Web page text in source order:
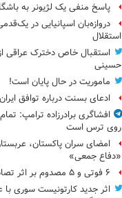
پاسخ منفی یک لژیونر به
دروازه‌بان اسپانیایی در
استقلال
استقبال خاص دخترک عراقی از
حسینی
ماموریت در حال پایان است!
ادعای بسنت درباره توافق
افشاگری برادرزاده ترامپ:
روی ترس است
امضای سران پاکستان،
«دفاع جمعی»
۶ فوتی و ۵ مصدوم بر اثر تصادف زنجیره‌ای
اثر جدید کارتونیست سوری با